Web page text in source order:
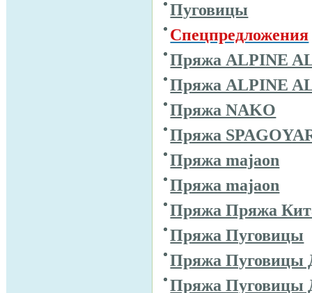
Пуговицы
Спецпредложения
Пряжа ALPINE
Пряжа ALPINE
Пряжа NAKO
Пряжа
Пряжа majaon
Пряжа majaon
Пряжа Пряжа
Пряжа Пуговицы
Пряжа Пуговицы
Пряжа Пуговицы